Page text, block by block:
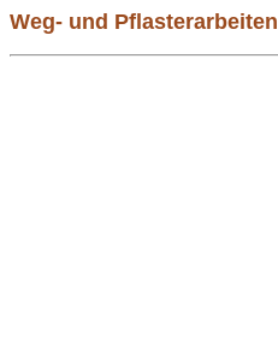
Weg- und Pflasterarbeiten